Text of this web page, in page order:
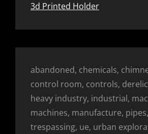
3d Printed Holder
abandoned, chemicals,
control room, controls,
heavy industry, industrial,
machines, manufacture,
trespassing, ue, urban